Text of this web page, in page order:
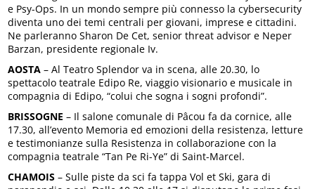
e Psy-Ops. In un mondo sempre più connesso la cybersecurity
diventa uno dei temi centrali per giovani, imprese e cittadini.
Ne parleranno Sharon De Cet, senior threat advisor e Neper
Barzan, presidente regionale Iv.
AOSTA – Al Teatro Splendor va in scena, alle 20.30, lo
spettacolo teatrale Edipo Re, viaggio visionario e musicale in
compagnia di Edipo, “colui che sogna i sogni profondi”.
BRISSOGNE – Il salone comunale di Pâcou fa da cornice, alle
17.30, all’evento Memoria ed emozioni della resistenza, letture
e testimonianze sulla Resistenza in collaborazione con la
compagnia teatrale “Tan Pe Ri-Ye” di Saint-Marcel.
CHAMOIS – Sulle piste da sci fa tappa Vol et Ski, gara di